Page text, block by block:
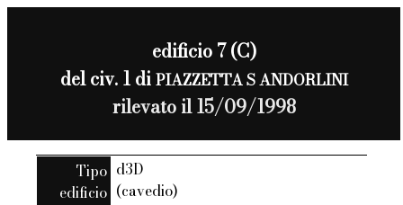
edificio 7 (C)
del civ. 1 diPIAZZETTA S ANDORLINI
rilevato il 15/09/1998
Tipo
edificio
d3D
(cavedio)